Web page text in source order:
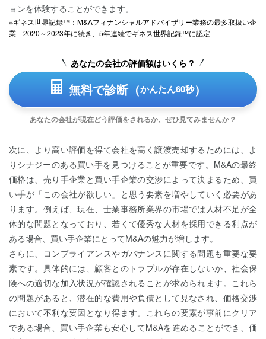
ョンを体験することができます。
※ギネス世界記録™：M&Aフィナンシャルアドバイザリー業務の最多取扱い企
業 2020～2023年に続き、5年連続でギネス世界記録™に認定
あなたの会社の評価額はいくら？
無料で診断（かんたん60秒）
あなたの会社が現在どう評価をされるか、ぜひ見てみませんか？
次に、より高い評価を得て会社を高く譲渡売却するためには、よ
りシナジーのある買い手を見つけることが重要です。M&Aの最終
価格は、売り手企業と買い手企業の交渉によって決まるため、買
い手が「この会社が欲しい」と思う要素を増やしていく必要があ
ります。例えば、現在、士業事務所業界の市場では人材不足が全
体的な問題となっており、若くて優秀な人材を採用できる利点が
ある場合、買い手企業にとってM&Aの魅力が増します。
さらに、コンプライアンスやガバナンスに関する問題も重要な要
素です。具体的には、顧客とのトラブルが存在しないか、社会保
険への適切な加入状況が確認されることが求められます。これら
の問題があると、潜在的な費用や負債として見なされ、価格交渉
において不利な要因となり得ます。これらの要素が事前にクリア
である場合、買い手企業も安心してM&Aを進めることができ、価